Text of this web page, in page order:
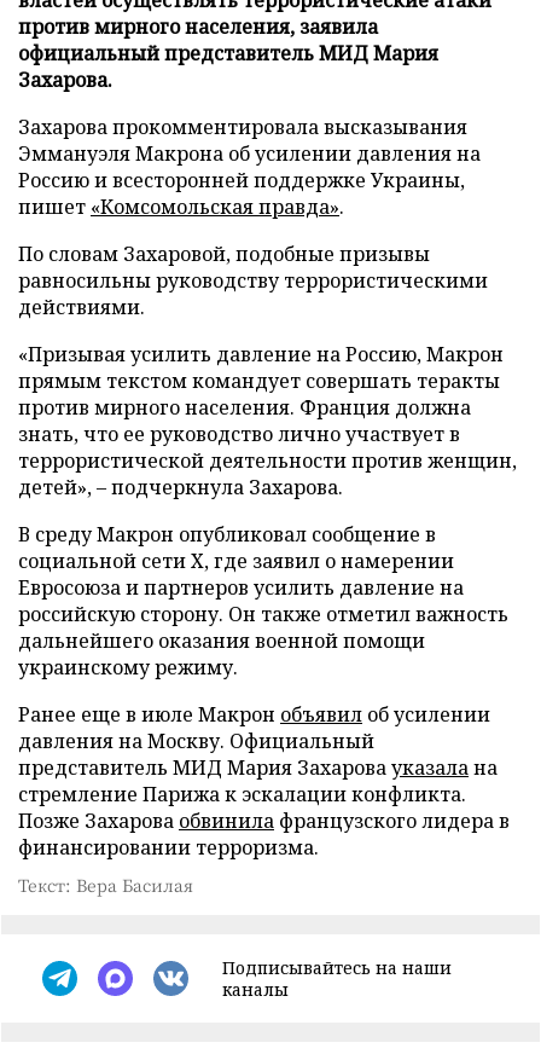
против мирного населения, заявила
официальный представитель МИД Мария
Захарова.
Захарова прокомментировала высказывания
Эммануэля Макрона об усилении давления на
Россию и всесторонней поддержке Украины,
пишет «Комсомольская правда».
По словам Захаровой, подобные призывы
равносильны руководству террористическими
действиями.
«Призывая усилить давление на Россию, Макрон
прямым текстом командует совершать теракты
против мирного населения. Франция должна
знать, что ее руководство лично участвует в
террористической деятельности против женщин,
детей», – подчеркнула Захарова.
В среду Макрон опубликовал сообщение в
социальной сети X, где заявил о намерении
Евросоюза и партнеров усилить давление на
российскую сторону. Он также отметил важность
дальнейшего оказания военной помощи
украинскому режиму.
Ранее еще в июле Макрон объявил об усилении
давления на Москву. Официальный
представитель МИД Мария Захаровауказалана
стремление Парижа к эскалации конфликта.
Позже Захарова обвинила французского лидера в
финансировании терроризма.
Текст: Вера Басилая
Подписывайтесь на наши
каналы